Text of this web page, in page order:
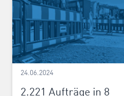
24.06.2024
2.221 Aufträge in 8